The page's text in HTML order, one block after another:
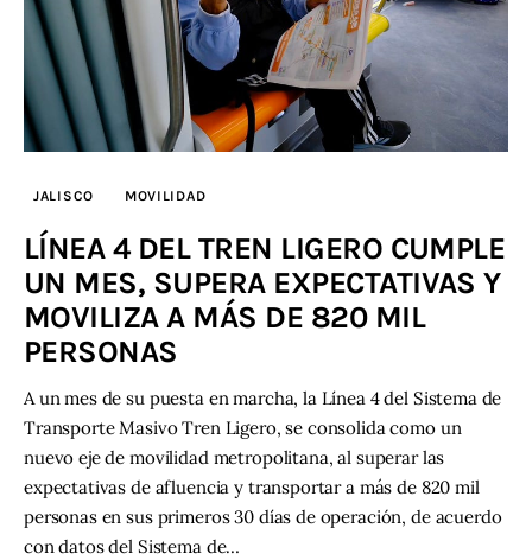
Programación
Jalisco TV
Jalisco RADIO / En Vivo
Contacto
JALISCO MOVILIDAD
LÍNEA 4 DEL TREN LIGERO CUMPLE
UN MES, SUPERA EXPECTATIVAS Y
MOVILIZA A MÁS DE 820 MIL
PERSONAS
A un mes de su puesta en marcha, la Línea 4 del Sistema de
Transporte Masivo Tren Ligero, se consolida como un
nuevo eje de movilidad metropolitana, al superar las
expectativas de afluencia y transportar a más de 820 mil
personas en sus primeros 30 días de operación, de acuerdo
con datos del Sistema de…